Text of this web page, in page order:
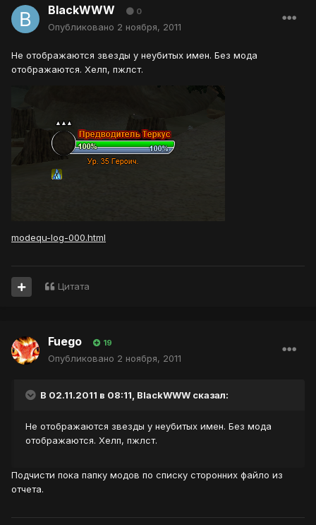
BlackWWW 0
Опубликовано 2 ноября, 2011
Не отображаются звезды у неубитых имен. Без мода
отображаются. Хелп, пжлст.
modequ-log-000.html
Цитата
Fuego 19
Опубликовано 2 ноября, 2011
В 02.11.2011 в 08:11, BlackWWW сказал:
Не отображаются звезды у неубитых имен. Без мода
отображаются. Хелп, пжлст.
Подчисти пока папку модов по списку сторонних файло из
отчета.